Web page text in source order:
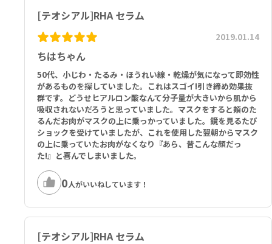
ルグルコサミン二ナトリウム二ナトリウム塩、アクリル酸グリセリル/
アクリル酸コポリマー、ポリソルベート60、ソルビタンイソステアレ
ート、カプリリルグリコール、カルボマー、フェネチルアルコール、
ビオチン、グルタチオン、ピリドキシンHCl、チオクト酸、アシルシ
ン、アルギニン、アルギニン、グリシン、グリセリン、グリシン、 酢
酸亜鉛、プロリン、硫酸銅
[テオシアル]RHA セラム
ちはちゃん
2019.01.14
50代、小じわ・たるみ・ほうれい線・乾燥が気になって即効性
があるものを探していました。これはスゴイ!引き締め効果抜
群です。どうせヒアルロン酸なんて分子量が大きいから肌から
吸収されないだろうと思っていました。マスクをすると頬のた
るんだお肉がマスクの上に乗っかっていました。鏡を見るたび
ショックを受けていましたが、これを使用した翌朝からマスク
の上に乗っていたお肉がなくなり『あら、昔こんな顔だっ
た!』と喜んでしまいました。
0人がいいねしています！
[テオシアル]RHA セラム